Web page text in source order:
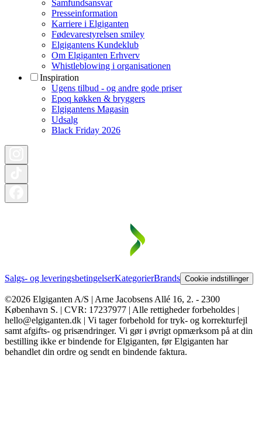
Samfundsansvar
Presseinformation
Karriere i Elgiganten
Fødevarestyrelsen smiley
Elgigantens Kundeklub
Om Elgiganten Erhverv
Whistleblowing i organisationen
Inspiration
Ugens tilbud - og andre gode priser
Epoq køkken & bryggers
Elgigantens Magasin
Udsalg
Black Friday 2026
Salgs- og leveringsbetingelserKategorierBrands Cookie indstillinger
©2026 Elgiganten A/S | Arne Jacobsens Allé 16, 2. - 2300
København S. | CVR: 17237977 | Alle rettigheder forbeholdes |
hello@elgiganten.dk | Vi tager forbehold for tryk- og korrekturfejl
samt afgifts- og prisændringer. Vi gør i øvrigt opmærksom på at din
bestilling ikke er bindende for Elgiganten, før Elgiganten har
behandlet din ordre og sendt en bindende faktura.